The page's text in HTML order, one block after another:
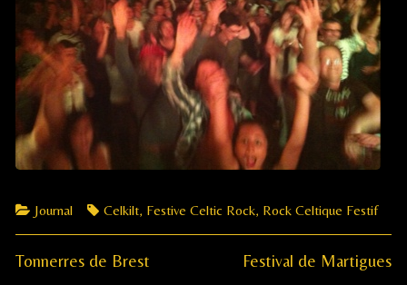
Categories
Journal Tags
Celkilt, Festive Celtic Rock, Rock Celtique Festif
Navigation
Previous
Tonnerres de Brest
Next
Festival de Martigues